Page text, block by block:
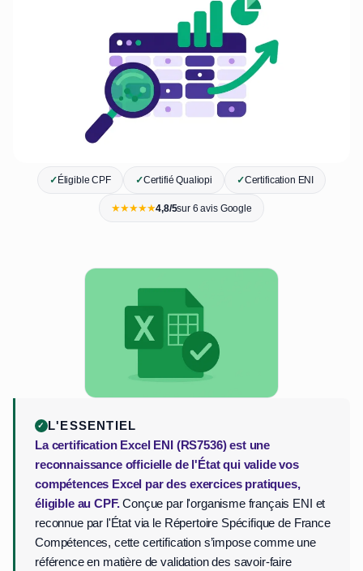
✓Éligible CPF ✓Certifié Qualiopi ✓Certification ENI
★★★★★4,8/5sur 6 avis Google
L'ESSENTIEL
La certification Excel ENI (RS7536) est une
reconnaissance officielle de l'État qui valide vos
compétences Excel par des exercices pratiques,
éligible au CPF.Conçue par l'organisme français ENI et
reconnue par l'État via le Répertoire Spécifique de France
Compétences, cette certification s’impose comme une
référence en matière de validation des savoir-faire